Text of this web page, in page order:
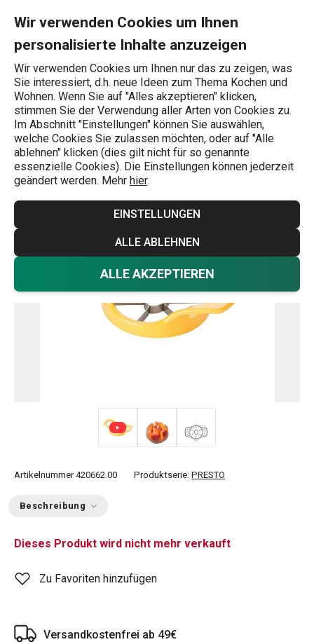
Wir verwenden Cookies um Ihnen
personalisierte Inhalte anzuzeigen
Wir verwenden Cookies um Ihnen nur das zu zeigen, was
Sie interessiert, d.h. neue Ideen zum Thema Kochen und
Wohnen. Wenn Sie auf "Alles akzeptieren" klicken,
stimmen Sie der Verwendung aller Arten von Cookies zu.
Im Abschnitt "Einstellungen" können Sie auswählen,
welche Cookies Sie zulassen möchten, oder auf "Alle
ablehnen" klicken (dies gilt nicht für so genannte
essenzielle Cookies). Die Einstellungen können jederzeit
geändert werden. Mehr hier.
EINSTELLUNGEN
ALLE ABLEHNEN
ALLE AKZEPTIEREN
Wonach suchen Sie?
Startseite
Pfirsich-/Nektarinen-Entkerner
PRESTO
Artikelnummer 420662.00 Produktserie: PRESTO
Beschreibung
Dieses Produkt wird nicht mehr verkauft
Zu Favoriten hinzufügen
Versandkostenfrei ab 49€